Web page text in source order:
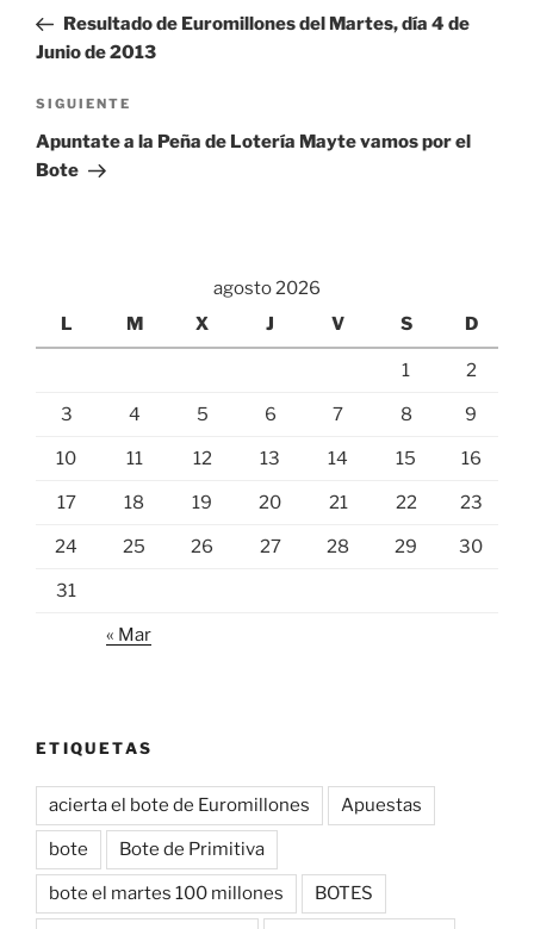
entradas
anterior:
Resultado de Euromillones del Martes, día 4 de
Junio de 2013
Siguiente
entrada
SIGUIENTE
Apuntate a la Peña de Lotería Mayte vamos por el
Bote
agosto 2026
L
M X J V S D
1 2
3 4 5 6 7 8 9
10 11 12 13 14 15 16
17 18 19 20 21 22 23
24 25 26 27 28 29 30
31
« Mar
ETIQUETAS
acierta el bote de Euromillones Apuestas
bote Bote de Primitiva
bote el martes 100 millones BOTES